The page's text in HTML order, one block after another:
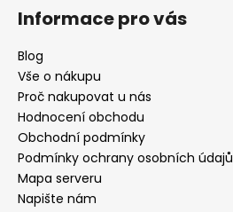
Informace pro vás
Blog
Vše o nákupu
Proč nakupovat u nás
Hodnocení obchodu
Obchodní podmínky
Podmínky ochrany osobních údajů
Mapa serveru
Napište nám